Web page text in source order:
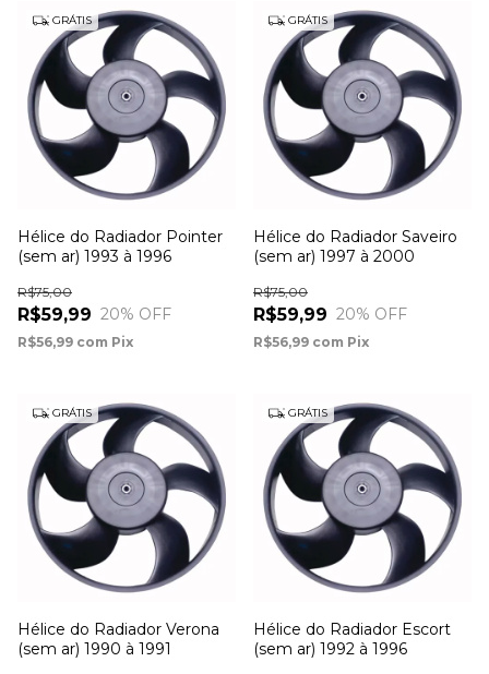
GRÁTIS
Hélice do Radiador Pointer
(sem ar) 1993 à 1996
R$59,99
R$75,00
20% OFF
R$56,99 com Pix
GRÁTIS
Hélice do Radiador Saveiro
(sem ar) 1997 à 2000
R$59,99
R$75,00
20% OFF
R$56,99 com Pix
GRÁTIS
Hélice do Radiador Verona
(sem ar) 1990 à 1991
GRÁTIS
Hélice do Radiador Escort
(sem ar) 1992 à 1996